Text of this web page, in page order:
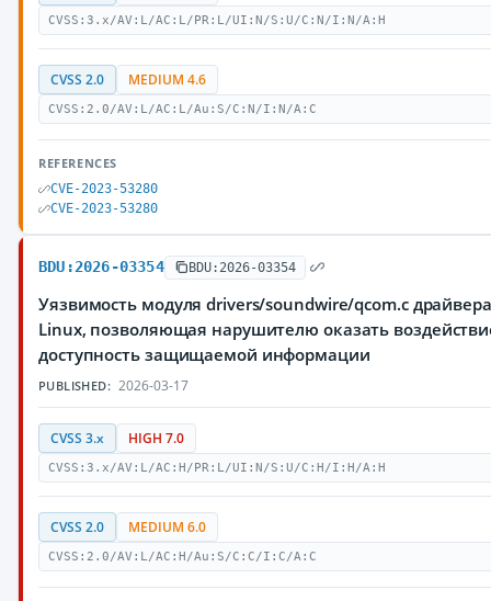
CVSS:3.x/AV:L/AC:L/PR:L/UI:N/S:U/C:N/I:N/A:H
CVSS 2.0 MEDIUM 4.6
CVSS:2.0/AV:L/AC:L/Au:S/C:N/I:N/A:C
REFERENCES
CVE-2023-53280
CVE-2023-53280
BDU:2026-03354 BDU:2026-03354
Уязвимость модуля drivers/soundwire/qcom.c
Linux, позволяющая нарушителю оказать
доступность защищаемой информации
PUBLISHED: 2026-03-17
CVSS 3.x HIGH 7.0
CVSS:3.x/AV:L/AC:H/PR:L/UI:N/S:U/C:H/I:H/A:H
CVSS 2.0 MEDIUM 6.0
CVSS:2.0/AV:L/AC:H/Au:S/C:C/I:C/A:C